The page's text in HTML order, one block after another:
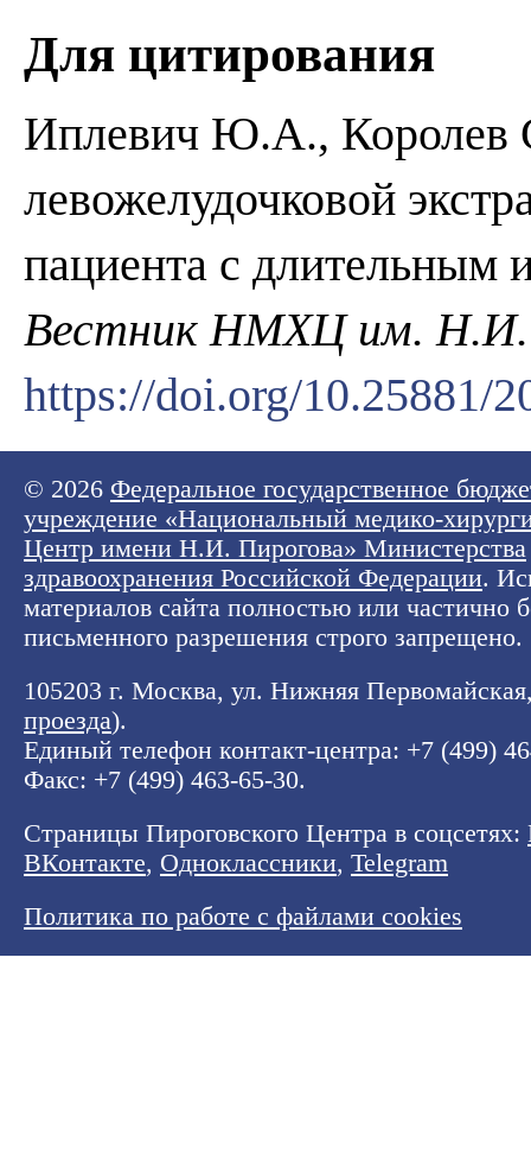
Для цитирования
Иплевич Ю.А., Королев
левожелудочковой
пациента с длительным
Вестник НМХЦ им. Н.И.
https://doi.org/10.25881/
© 2026 Федеральное государственное
учреждение «Национальный медико-
Центр имени Н.И. Пирогова» Министерства
здравоохранения Российской Федерации.
материалов сайта полностью или частично
письменного разрешения строго запрещено.
105203 г. Москва, ул. Нижняя
проезда).
Единый телефон контакт-центра: +7 (499)
Факс: +7 (499) 463-65-30.
Страницы Пироговского Центра в соцсетях:
ВКонтакте, Одноклассники, Telegram
Политика по работе с файлами cookies